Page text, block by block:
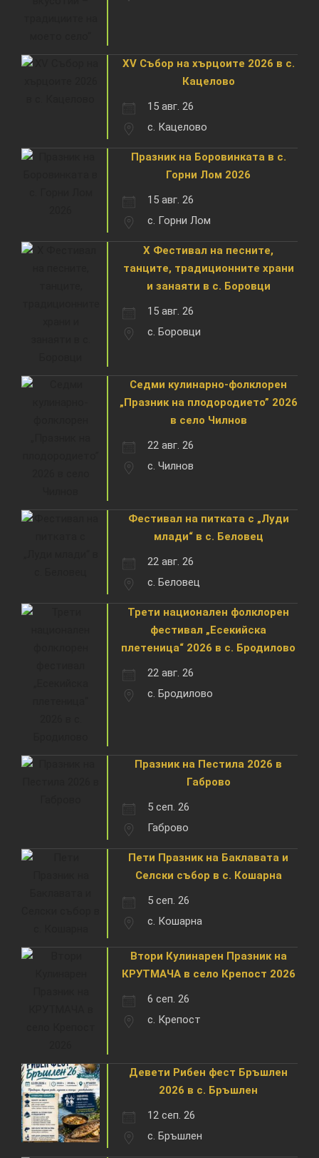
XV Събор на хърцоите 2026 в с.
Кацелово
15 авг. 26
с. Кацелово
Празник на Боровинката в с.
Горни Лом 2026
15 авг. 26
с. Горни Лом
X Фестивал на песните,
танците, традиционните храни
и занаяти в с. Боровци
15 авг. 26
с. Боровци
Седми кулинарно-фолклорен
„Празник на плодородието” 2026
в село Чилнов
22 авг. 26
с. Чилнов
Фестивал на питката с „Луди
млади“ в с. Беловец
22 авг. 26
с. Беловец
Трети национален фолклорен
фестивал „Есекийска
плетеница“ 2026 в с. Бродилово
22 авг. 26
с. Бродилово
Празник на Пестила 2026 в
Габрово
5 сеп. 26
Габрово
Пети Празник на Баклавата и
Селски събор в с. Кошарна
5 сеп. 26
с. Кошарна
Втори Кулинарен Празник на
КРУТМАЧА в село Крепост 2026
6 сеп. 26
с. Крепост
Девети Рибен фест Бръшлен
2026 в с. Бръшлен
12 сеп. 26
с. Бръшлен